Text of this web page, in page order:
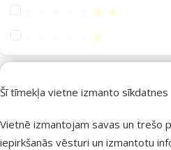
Šī tīmekļa vietne izmanto sīkdatnes
Vietnē izmantojam savas un trešo
iepirkšanās vēsturi un izmantotu
Atsauksmes 40%
Atsauksmes 20%
Materiāls
Latekss